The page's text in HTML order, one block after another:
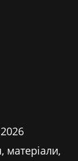
матеріали,